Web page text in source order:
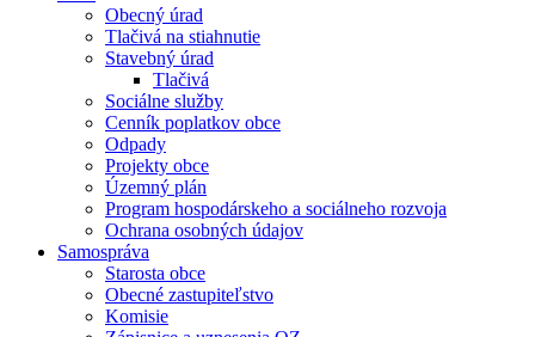
Obecný úrad
Tlačivá na stiahnutie
Stavebný úrad
Tlačivá
Sociálne služby
Cenník poplatkov obce
Odpady
Projekty obce
Územný plán
Program hospodárskeho a sociálneho rozvoja
Ochrana osobných údajov
Samospráva
Starosta obce
Obecné zastupiteľstvo
Komisie